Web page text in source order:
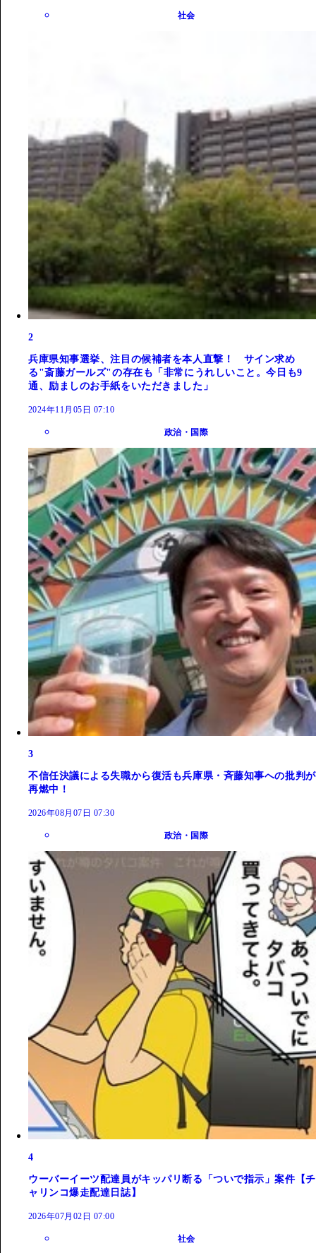
社会
2
兵庫県知事選挙、注目の候補者を本人直撃！ サイン求め
る"斎藤ガールズ"の存在も「非常にうれしいこと。今日も9
通、励ましのお手紙をいただきました」
2024年11月05日 07:10
政治・国際
3
不信任決議による失職から復活も兵庫県・斉藤知事への批判が
再燃中！
2026年08月07日 07:30
政治・国際
4
ウーバーイーツ配達員がキッパリ断る「ついで指示」案件【チ
ャリンコ爆走配達日誌】
2026年07月02日 07:00
社会